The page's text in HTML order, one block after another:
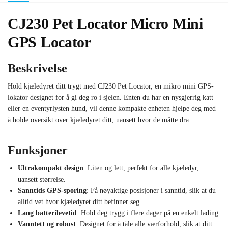
CJ230 Pet Locator Micro Mini
GPS Locator
Beskrivelse
Hold kjæledyret ditt trygt med CJ230 Pet Locator, en mikro mini GPS-
lokator designet for å gi deg ro i sjelen. Enten du har en nysgjerrig katt
eller en eventyrlysten hund, vil denne kompakte enheten hjelpe deg med
å holde oversikt over kjæledyret ditt, uansett hvor de måtte dra.
Funksjoner
Ultrakompakt design: Liten og lett, perfekt for alle kjæledyr,
uansett størrelse.
Sanntids GPS-sporing: Få nøyaktige posisjoner i sanntid, slik at du
alltid vet hvor kjæledyret ditt befinner seg.
Lang batterilevetid: Hold deg trygg i flere dager på en enkelt lading.
Vanntett og robust: Designet for å tåle alle værforhold, slik at ditt